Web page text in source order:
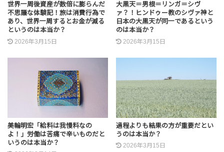
世界一周後資産が数倍に膨らんだ
不思議な体験記！旅は消費行為で
あり、世界一周するとお金が減る
というのは本当か？
2026年3月15日
大黒天＝男根＝リンガ＝シヴ
ァ？！ヒンドゥー教のシヴァ神と
日本の大黒天が同一であるという
のは本当か？
2026年3月15日
美輪明宏「給料は我慢料なの
よ！」労働は苦痛で辛いものだと
いうのは本当か？
過程よりも結果の方が重要だとい
うのは本当か？
2026年3月15日